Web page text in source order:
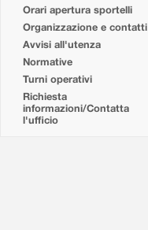
Orari apertura sportelli
Organizzazione e contatti
Avvisi all'utenza
Normative
Turni operativi
Richiesta
informazioni/Contatta
l'ufficio